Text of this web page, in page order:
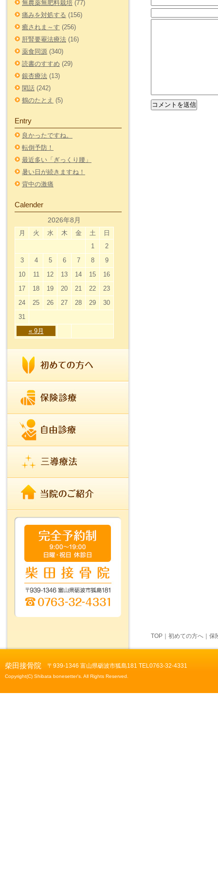
無農薬無肥料栽培 (77)
痛みを対処する (156)
癒されま～す (256)
肝腎要罨法療法 (16)
薬食同源 (340)
読書のすすめ (29)
銀杏療法 (13)
閑話 (242)
鶴のたとえ (5)
Entry
良かったですね。
転倒予防！
最近多い「ぎっくり腰」
暑い日が続きますね！
背中の激痛
Calender
2026年8月
月 火 水 木 金 土 日
« 9月
1
2
3
4 5 6 7 8
9
10
11 12 13 14 15
16
17
18 19 20 21 22
23
24
25 26 27 28 29
30
31
TOP 初めての方へ 保
柴田接骨院 〒939-1346 富山県砺波市狐島181 TEL0763-32-4331
Copyright(C) Shibata bonesetter's. All Rights Reserved.